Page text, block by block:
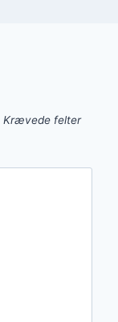
Krævede felter